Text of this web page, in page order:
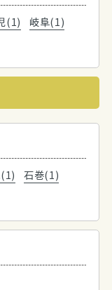
(1)
岐阜(1)
石巻(1)